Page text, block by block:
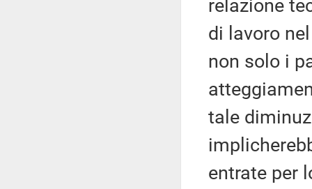
relazione
di lavoro
non solo i
tale
entrate per